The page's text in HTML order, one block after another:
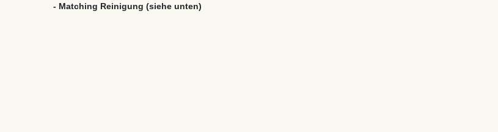
- Matching Reinigung (siehe unten)